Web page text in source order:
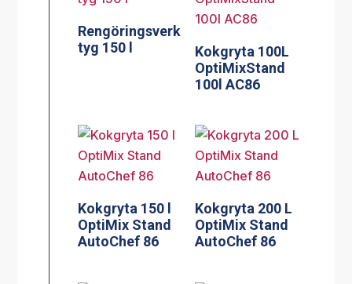
Rengöringsverk
tyg 150 l
Kokgryta 100L
OptiMixStand
100l AC86
Kokgryta 150 l
OptiMix Stand
AutoChef 86
Kokgryta 200 L
OptiMix Stand
AutoChef 86